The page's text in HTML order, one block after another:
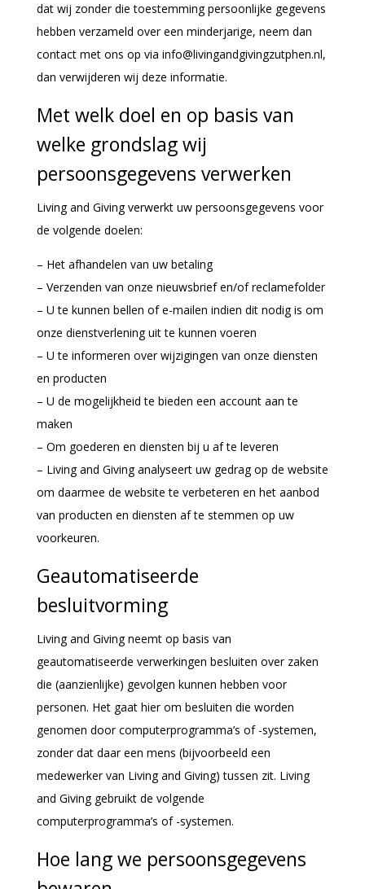
dat wij zonder die toestemming persoonlijke gegevens
hebben verzameld over een minderjarige, neem dan
contact met ons op via info@livingandgivingzutphen.nl,
dan verwijderen wij deze informatie.
Met welk doel en op basis van
welke grondslag wij
persoonsgegevens verwerken
Living and Giving verwerkt uw persoonsgegevens voor
de volgende doelen:
– Het afhandelen van uw betaling
– Verzenden van onze nieuwsbrief en/of reclamefolder
– U te kunnen bellen of e-mailen indien dit nodig is om
onze dienstverlening uit te kunnen voeren
– U te informeren over wijzigingen van onze diensten
en producten
– U de mogelijkheid te bieden een account aan te
maken
– Om goederen en diensten bij u af te leveren
– Living and Giving analyseert uw gedrag op de website
om daarmee de website te verbeteren en het aanbod
van producten en diensten af te stemmen op uw
voorkeuren.
Geautomatiseerde
besluitvorming
Living and Giving neemt op basis van
geautomatiseerde verwerkingen besluiten over zaken
die (aanzienlijke) gevolgen kunnen hebben voor
personen. Het gaat hier om besluiten die worden
genomen door computerprogramma’s of -systemen,
zonder dat daar een mens (bijvoorbeeld een
medewerker van Living and Giving) tussen zit. Living
and Giving gebruikt de volgende
computerprogramma’s of -systemen.
Hoe lang we persoonsgegevens